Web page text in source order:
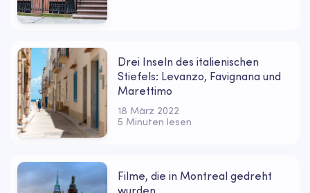
Drei Inseln des italienischen
Stiefels: Levanzo, Favignana und
Marettimo
18 März 2022
5 Minuten lesen
Filme, die in Montreal gedreht
wurden